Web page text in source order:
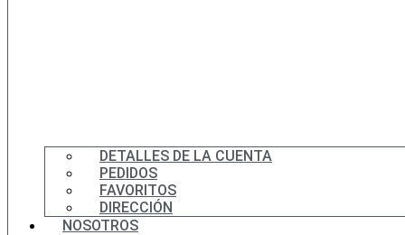
DETALLES DE LA CUENTA
PEDIDOS
FAVORITOS
DIRECCIÓN
NOSOTROS